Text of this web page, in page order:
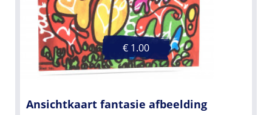
Ansichtkaart fantasie afbeelding
€ 1.00